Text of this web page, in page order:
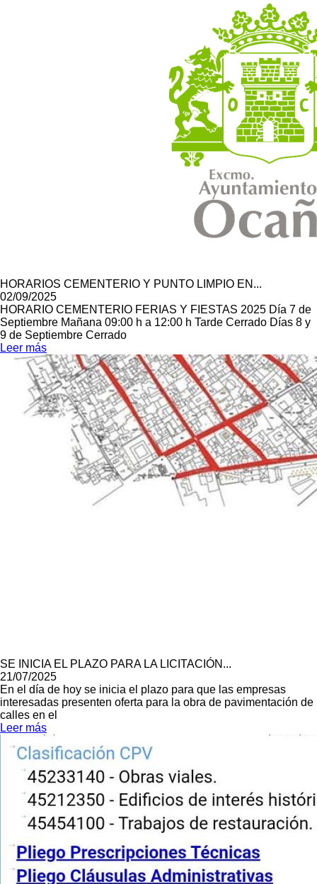
HORARIOS CEMENTERIO Y PUNTO LIMPIO EN...
02/09/2025
HORARIO CEMENTERIO FERIAS Y FIESTAS 2025 Día 7 de
Septiembre Mañana 09:00 h a 12:00 h Tarde Cerrado Días 8 y
9 de Septiembre Cerrado
Leer más
SE INICIA EL PLAZO PARA LA LICITACIÓN...
21/07/2025
En el día de hoy se inicia el plazo para que las empresas
interesadas presenten oferta para la obra de pavimentación de
calles en el
Leer más